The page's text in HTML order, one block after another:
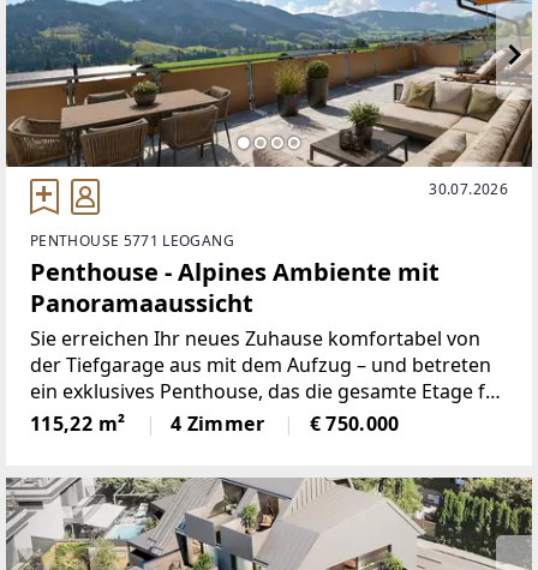
30.07.2026
PENTHOUSE 5771 LEOGANG
Penthouse - Alpines Ambiente mit
Panoramaaussicht
Sie erreichen Ihr neues Zuhause komfortabel von
der Tiefgarage aus mit dem Aufzug – und betreten
ein exklusives Penthouse, das die gesamte Etage für
sich einnimmt und höchste Privatsphäre
garantiert.Auf großzügigen 115,49 m² Wohnfläche
115,22 m² 4 Zimmer € 750.000